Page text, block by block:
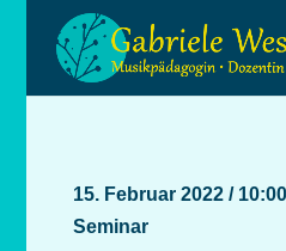
15. Februar 2022 /
Seminar